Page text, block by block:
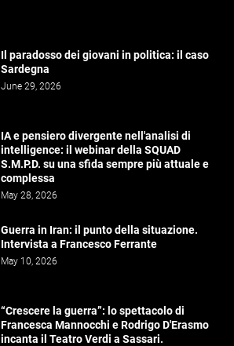
Il paradosso dei giovani in politica: il caso
Sardegna
June 29, 2026
IA e pensiero divergente nell'analisi di
intelligence: il webinar della SQUAD
S.M.P.D. su una sfida sempre più attuale e
complessa
May 28, 2026
Guerra in Iran: il punto della situazione.
Intervista a Francesco Ferrante
May 10, 2026
“Crescere la guerra”: lo spettacolo di
Francesca Mannocchi e Rodrigo D'Erasmo
incanta il Teatro Verdi a Sassari.